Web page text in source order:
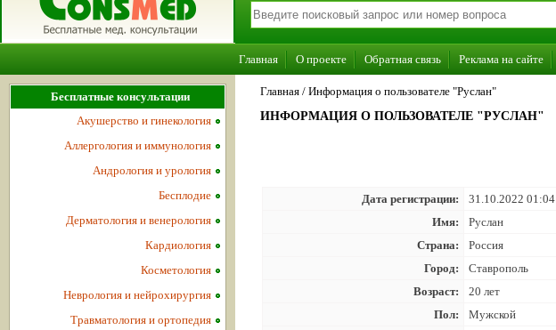
Главная О проекте Обратная связь Реклама на сайте
Главная / Информация о пользователе "Руслан"
ИНФОРМАЦИЯ О ПОЛЬЗОВАТЕЛЕ "РУСЛАН"
Дата регистрации:
31.10.2022 01:04
Имя:
Руслан
Страна:
Россия
Город:
Ставрополь
Возраст:
20 лет
Пол:
Мужской
Бесплатные консультации
Акушерство и гинекология
Аллергология и иммунология
Андрология и урология
Бесплодие
Дерматология и венерология
Кардиология
Косметология
Неврология и нейрохирургия
Травматология и ортопедия